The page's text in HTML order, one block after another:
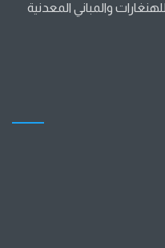
والمباني المعدنية